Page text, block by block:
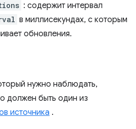
: содержит интервал
в миллисекундах, с которым
обновления.
нужно наблюдать,
должен быть один из
источника .